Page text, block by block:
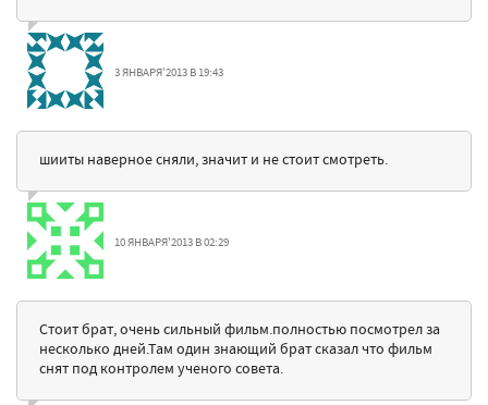
3 ЯНВАРЯ'2013 В 19:43
шииты наверное сняли, значит и не стоит смотреть.
10 ЯНВАРЯ'2013 В 02:29
Стоит брат, очень сильный фильм.полностью посмотрел за
несколько дней.Там один знающий брат сказал что фильм
снят под контролем ученого совета.